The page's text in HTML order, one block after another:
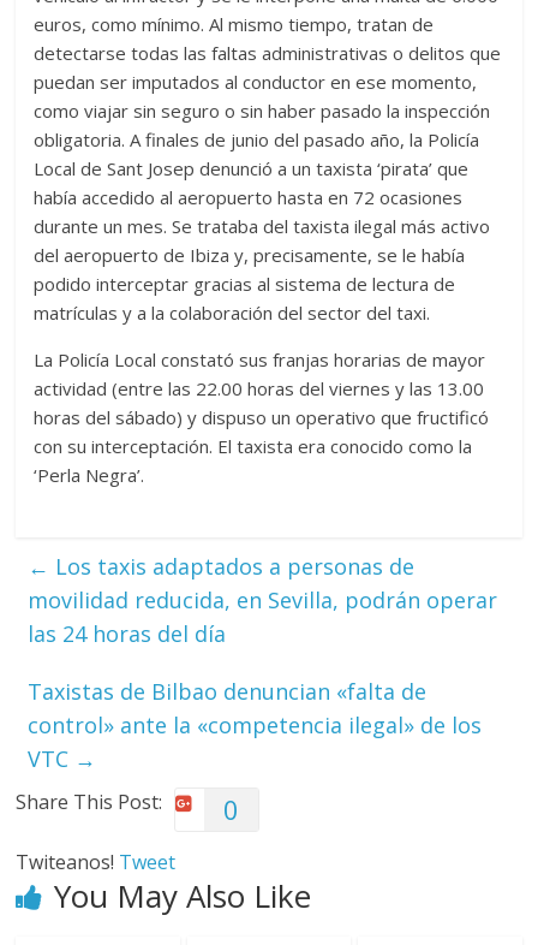
euros, como mínimo. Al mismo tiempo, tratan de
detectarse todas las faltas administrativas o delitos que
puedan ser imputados al conductor en ese momento,
como viajar sin seguro o sin haber pasado la inspección
obligatoria. A finales de junio del pasado año, la Policía
Local de Sant Josep denunció a un taxista ‘pirata’ que
había accedido al aeropuerto hasta en 72 ocasiones
durante un mes. Se trataba del taxista ilegal más activo
del aeropuerto de Ibiza y, precisamente, se le había
podido interceptar gracias al sistema de lectura de
matrículas y a la colaboración del sector del taxi.
La Policía Local constató sus franjas horarias de mayor
actividad (entre las 22.00 horas del viernes y las 13.00
horas del sábado) y dispuso un operativo que fructificó
con su interceptación. El taxista era conocido como la
‘Perla Negra’.
← Los taxis adaptados a personas de
movilidad reducida, en Sevilla, podrán operar
las 24 horas del día
Taxistas de Bilbao denuncian «falta de
control» ante la «competencia ilegal» de los
VTC →
Share This Post: 0
Twiteanos! Tweet
You May Also Like